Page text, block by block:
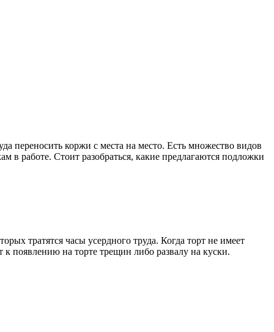
переносить коржи с места на место. Есть множество видов
работе. Стоит разобраться, какие предлагаются подложки
тратятся часы усердного труда. Когда торт не имеет
появлению на торте трещин либо развалу на куски.